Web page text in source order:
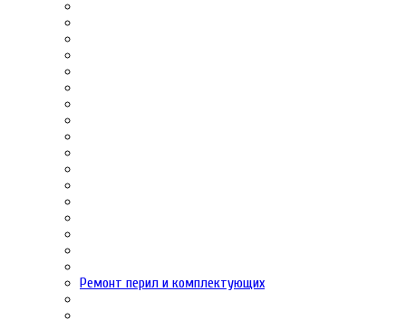
Ремонт перил и комплектующих